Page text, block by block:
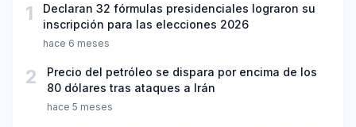
1
Declaran 32 fórmulas presidenciales lograron su
inscripción para las elecciones 2026
hace 6 meses
2
Precio del petróleo se dispara por encima de los
80 dólares tras ataques a Irán
hace 5 meses